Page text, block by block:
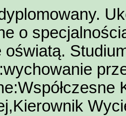
o
oświatą.